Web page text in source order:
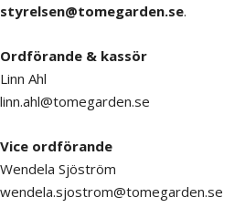
styrelsen@tomegarden.se.
Ordförande & kassör
Linn Ahl
linn.ahl@tomegarden.se
Vice ordförande
Wendela Sjöström
wendela.sjostrom@tomegarden.se